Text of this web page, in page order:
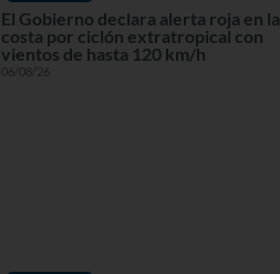
El Gobierno declara alerta roja en la
costa por ciclón extratropical con
vientos de hasta 120 km/h
06/08/26